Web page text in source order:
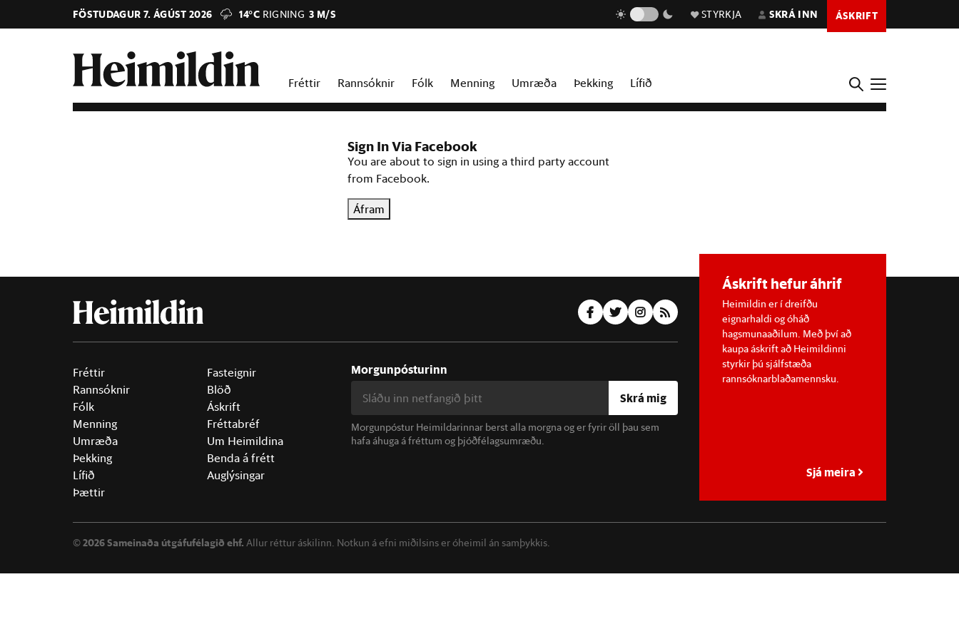
FÖSTUDAGUR 7. ÁGÚST 2026 14°C RIGNING 3 M/S STYRKJA SKRÁ INN ÁSKRIFT
Fréttir Rannsóknir Fólk Menning Umræða Þekking Lífið
Sign In Via Facebook
You are about to sign in using a third party account
from Facebook.
Áfram
Fréttir
Rannsóknir
Fólk
Menning
Umræða
Þekking
Lífið
Þættir
Fasteignir
Blöð
Áskrift
Fréttabréf
Um Heimildina
Benda á frétt
Auglýsingar
Morgunpósturinn
Skrá mig
Morgunpóstur Heimildarinnar berst alla morgna og er fyrir öll þau sem
hafa áhuga á fréttum og þjóðfélagsumræðu.
Áskrift hefur áhrif
Heimildin er í dreifðu
eignarhaldi og óháð
hagsmunaaðilum. Með því að
kaupa áskrift að Heimildinni
styrkir þú sjálfstæða
rannsóknarblaðamennsku.
Sjá meira
©2026 Sameinaða útgáfufélagið ehf. Allur réttur áskilinn. Notkun á efni miðilsins er óheimil án samþykkis.